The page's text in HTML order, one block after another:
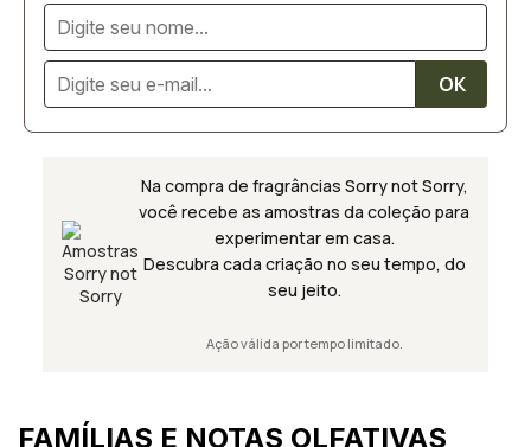
Na compra de fragrâncias Sorry not Sorry,
você recebe as amostras da coleção para
experimentar em casa.
Descubra cada criação no seu tempo, do
seu jeito.
Ação válida por tempo limitado.
FAMÍLIAS E NOTAS OLFATIVAS